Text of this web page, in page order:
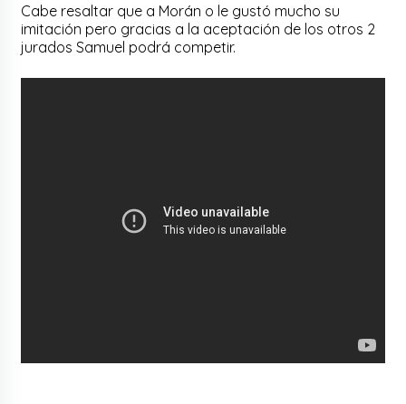
Cabe resaltar que a Morán o le gustó mucho su
imitación pero gracias a la aceptación de los otros 2
jurados Samuel podrá competir.